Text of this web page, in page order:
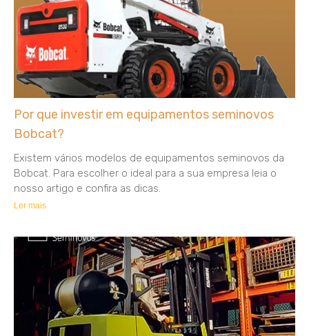
Por que investir em equipamentos seminovos
Bobcat?
Existem vários modelos de equipamentos seminovos da
Bobcat. Para escolher o ideal para a sua empresa leia o
nosso artigo e confira as dicas.
Ler mais